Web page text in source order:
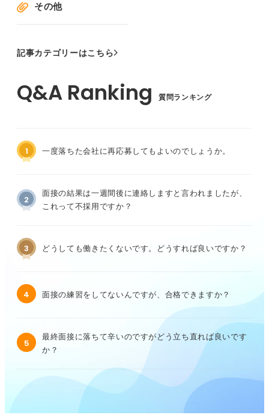
その他
記事カテゴリーはこちら
質問ランキング
1 一度落ちた会社に再応募してもよいのでしょうか。
2
面接の結果は一週間後に連絡しますと言われましたが、
これって不採用ですか？
3 どうしても働きたくないです。どうすれば良いですか？
4 面接の練習をしてないんですが、合格できますか？
5
最終面接に落ちて辛いのですがどう立ち直れば良いです
か？